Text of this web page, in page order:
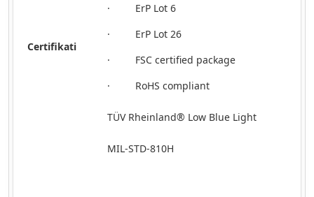
Certifikati
· ErP Lot 6
· ErP Lot 26
· FSC certified package
· RoHS compliant
TÜV Rheinland® Low Blue Light
MIL-STD-810H